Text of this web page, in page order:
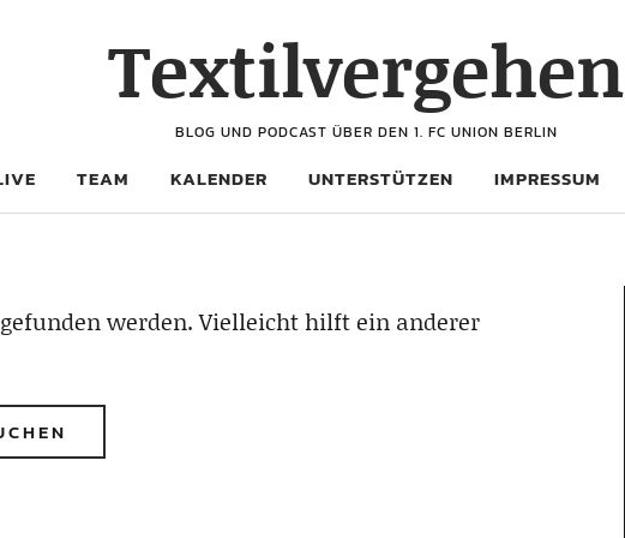
Textilvergehen
BLOG UND PODCAST ÜBER DEN 1. FC UNION BERLIN
TEAM KALENDER UNTERSTÜTZEN IMPRESSUM
werden. Vielleicht hilft ein anderer